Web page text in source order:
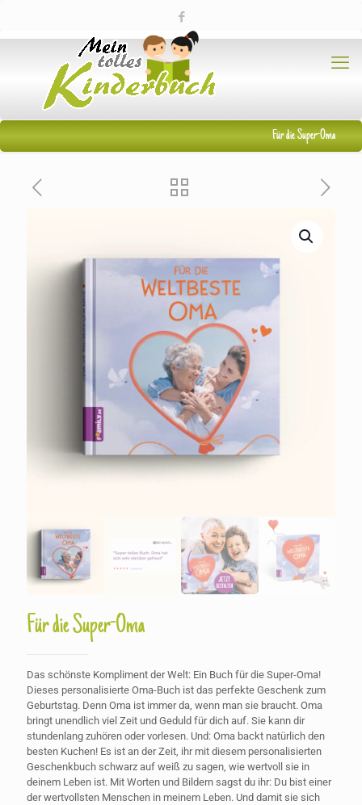
Für die Super-Oma
Für die Super-Oma
Das schönste Kompliment der Welt: Ein Buch für die Super-Oma!
Dieses personalisierte Oma-Buch ist das perfekte Geschenk zum
Geburtstag. Denn Oma ist immer da, wenn man sie braucht. Oma
bringt unendlich viel Zeit und Geduld für dich auf. Sie kann dir
stundenlang zuhören oder vorlesen. Und: Oma backt natürlich den
besten Kuchen! Es ist an der Zeit, ihr mit diesem personalisierten
Geschenkbuch schwarz auf weiß zu sagen, wie wertvoll sie in
deinem Leben ist. Mit Worten und Bildern sagst du ihr: Du bist einer
der wertvollsten Menschen in meinem Leben. Und damit sie sich